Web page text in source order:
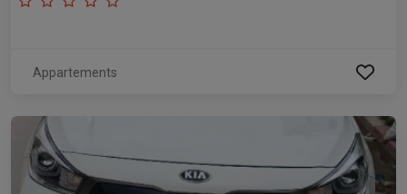
Appartements